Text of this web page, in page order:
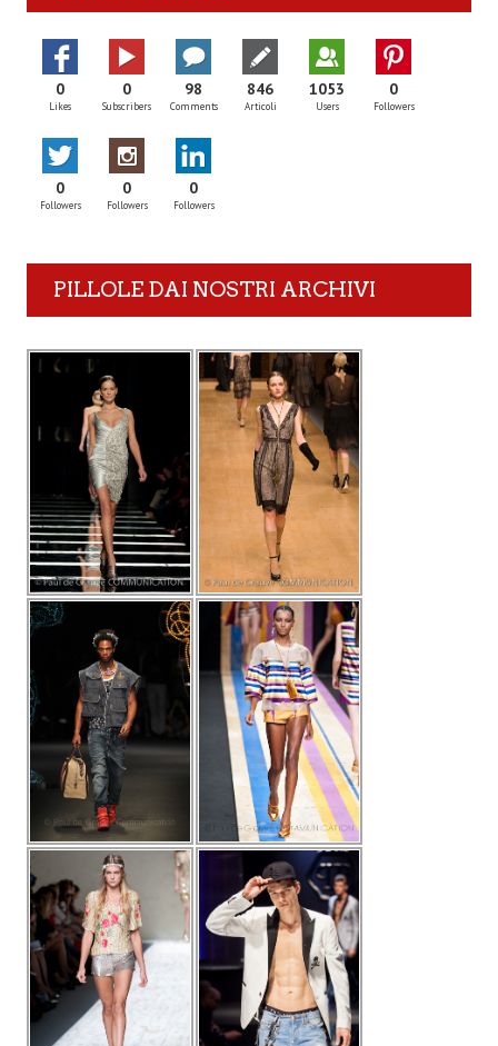
0
Likes
0
Subscribers
98
Comments
846
Articoli
1053
Users
0
Followers
0
Followers
0
Followers
0
Followers
PILLOLE DAI NOSTRI ARCHIVI